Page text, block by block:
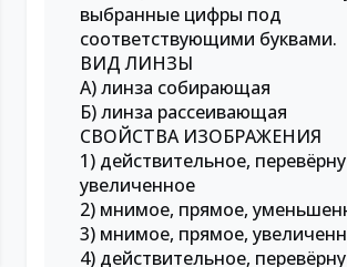
выбранные цифры под
соответствующими буквами.
ВИД ЛИНЗЫ
А) линза собирающая
Б) линза рассеивающая
СВОЙСТВА ИЗОБРАЖЕНИЯ
1) действительное,
увеличенное
2) мнимое, прямое,
3) мнимое, прямое,
4) действительное,